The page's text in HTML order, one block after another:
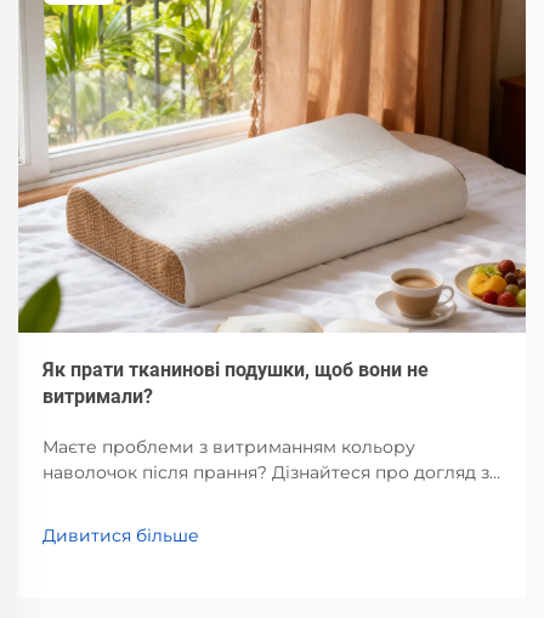
Як прати тканинові подушки, щоб вони не
витримали?
Маєте проблеми з витриманням кольору
наволочок після прання? Дізнайтеся про догляд за
холодній воді, використання засобів із
збалансованим рН та найкращі способи сушіння
Дивитися більше